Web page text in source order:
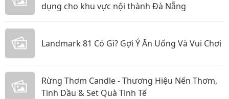
dụng cho khu vực nội thành Đà Nẵng
Landmark 81 Có Gì? Gợi Ý Ăn Uống Và Vui Chơi
Rừng Thơm Candle - Thương Hiệu Nến Thơm,
Tinh Dầu & Set Quà Tinh Tế